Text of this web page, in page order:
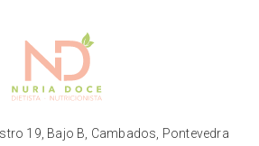
19, Bajo B, Cambados, Pontevedra